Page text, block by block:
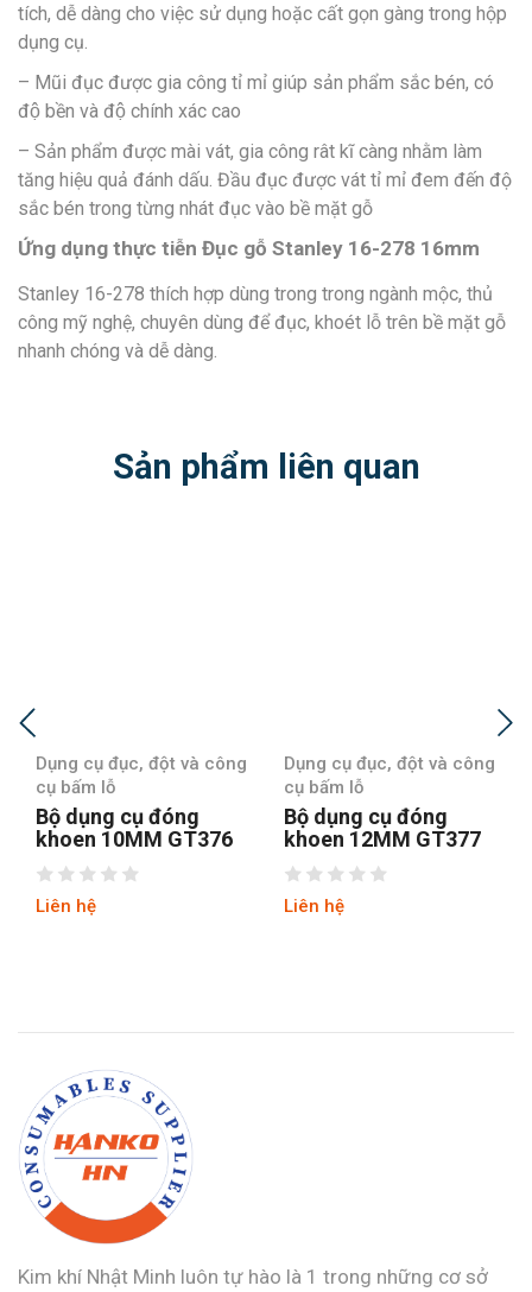
tích, dễ dàng cho việc sử dụng hoặc cất gọn gàng trong hộp
dụng cụ.
– Mũi đục được gia công tỉ mỉ giúp sản phẩm sắc bén, có
độ bền và độ chính xác cao
– Sản phẩm được mài vát, gia công rât kĩ càng nhằm làm
tăng hiệu quả đánh dấu. Đầu đục được vát tỉ mỉ đem đến độ
sắc bén trong từng nhát đục vào bề mặt gỗ
Ứng dụng thực tiễn Đục gỗ Stanley 16-278 16mm
Stanley 16-278 thích hợp dùng trong trong ngành mộc, thủ
công mỹ nghệ, chuyên dùng để đục, khoét lỗ trên bề mặt gỗ
nhanh chóng và dễ dàng.
Sản phẩm liên quan
Dụng cụ đục, đột và công
cụ bấm lỗ
Bộ dụng cụ đóng
khoen 10MM GT376
Liên hệ
Dụng cụ đục, đột và công
cụ bấm lỗ
Bộ dụng cụ đóng
khoen 12MM GT377
Liên hệ
Kim khí Nhật Minh luôn tự hào là 1 trong những cơ sở